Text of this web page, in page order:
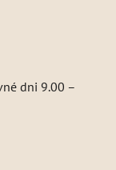
dni 9.00 –